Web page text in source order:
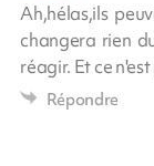
Ah,hélas,ils
changera rien
réagir. Et ce
Répondre